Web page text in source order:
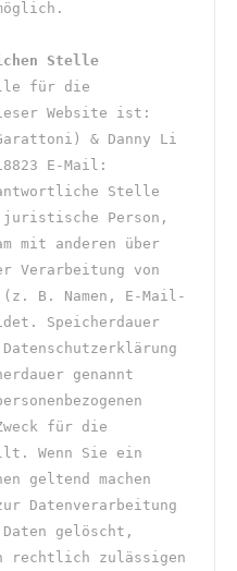
Stelle
für die
Website ist:
& Danny Li
E-Mail:
Stelle
Person,
mit anderen über
Verarbeitung von
(z. B. Namen, E-Mail-
Speicherdauer
genannt
für die
Wenn Sie ein
geltend machen
Datenverarbeitung
gelöscht,
rechtlich zulässigen